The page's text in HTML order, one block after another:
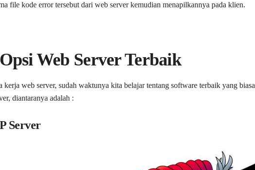
file kode error tersebut dari web server kemudian menapilkannya pada klien.
Web Server Terbaik
kerja web server, sudah waktunya kita belajar tentang software terbaik yang biasa
diantaranya adalah :
Server